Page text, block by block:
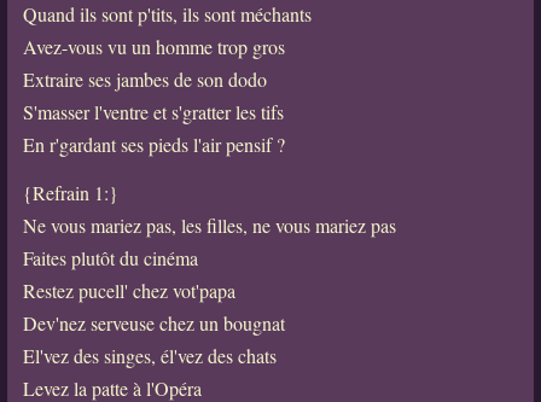
Quand ils sont p'tits, ils sont méchants
Avez-vous vu un homme trop gros
Extraire ses jambes de son dodo
S'masser l'ventre et s'gratter les tifs
En r'gardant ses pieds l'air pensif ?
{Refrain 1:}
Ne vous mariez pas, les filles, ne vous mariez pas
Faites plutôt du cinéma
Restez pucell' chez vot'papa
Dev'nez serveuse chez un bougnat
El'vez des singes, él'vez des chats
Levez la patte à l'Opéra